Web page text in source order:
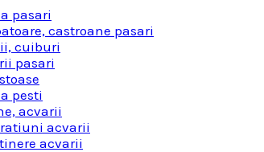
pasari
castroane pasari
cuiburi
pasari
pesti
acvarii
acvarii
acvarii